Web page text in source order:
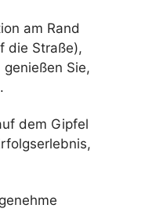
am Rand
die Straße),
Sie,
dem Gipfel